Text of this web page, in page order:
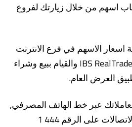
اسهم من خلال زيارتك لفروع
اسعار الاسهم في فرع الانترنت
لكويت ترك مع برنامج IBS RealTrade والقيام ببيع وشراء
العرض العام.
عبر خط الهاتف المصرفي,
يمكنك الاتصال بمركز الاتصالات على الرقم 444 1